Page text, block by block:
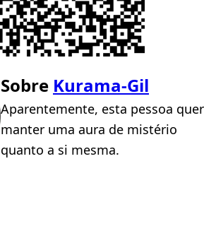
Sobre Kurama-Gil
Aparentemente, esta pessoa quer
manter uma aura de mistério
quanto a si mesma.